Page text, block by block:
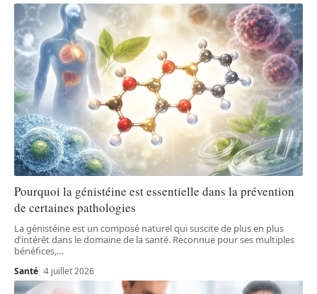
Pourquoi la génistéine est essentielle dans la prévention
de certaines pathologies
La génistéine est un composé naturel qui suscite de plus en plus
d’intérêt dans le domaine de la santé. Reconnue pour ses multiples
bénéfices,…
Santé 4 juillet 2026